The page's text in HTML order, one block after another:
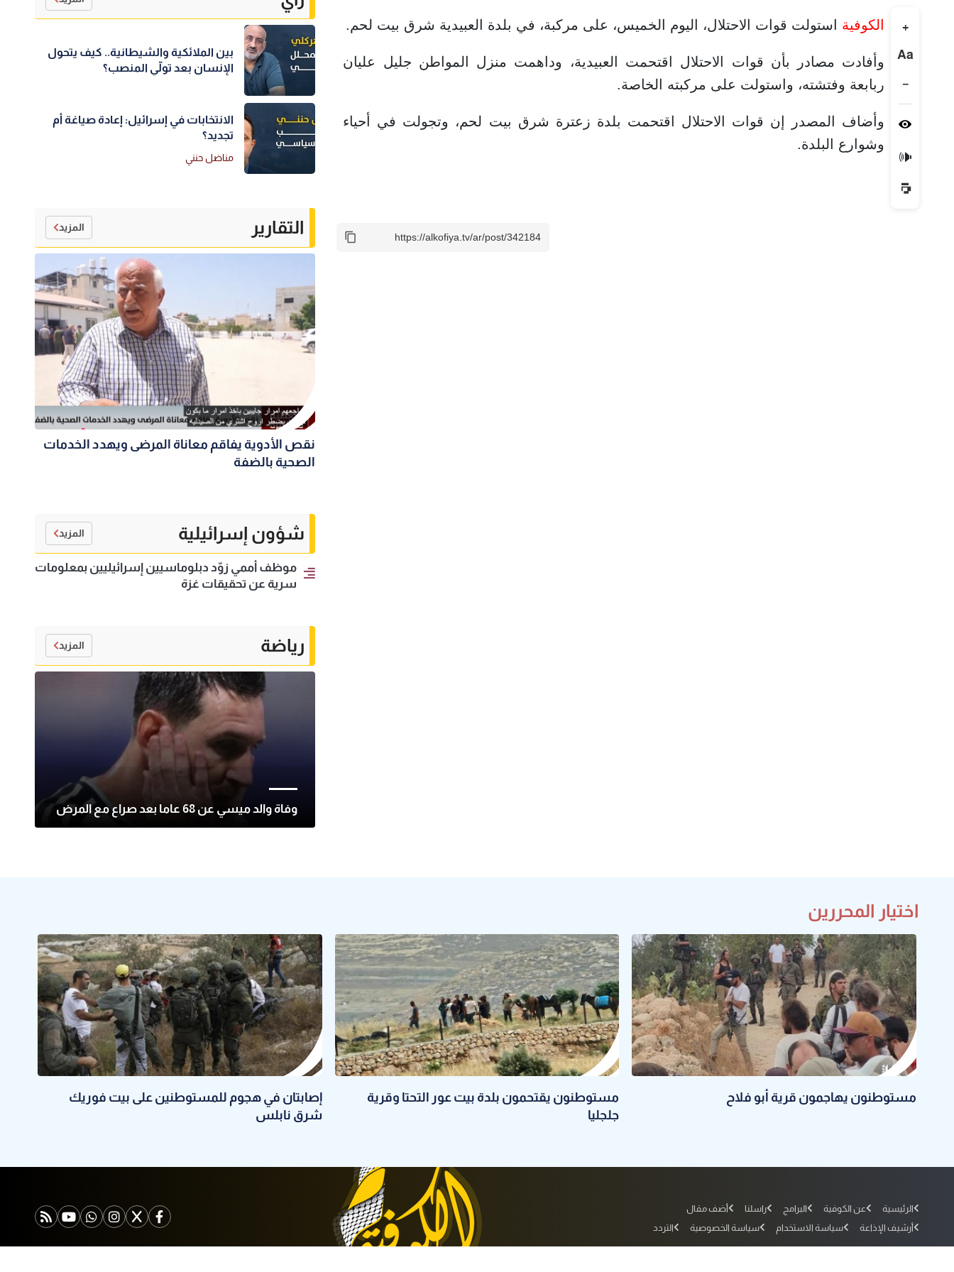
+
Aa
−
🔊
الكوفية استولت قوات الاحتلال، اليوم الخميس، على مركبة، في بلدة العبيدية شرق بيت لحم.
وأفادت مصادر بأن قوات الاحتلال اقتحمت العبيدية، وداهمت منزل المواطن جليل عليان
ربابعة وفتشته، واستولت على مركبته الخاصة.
وأضاف المصدر إن قوات الاحتلال اقتحمت بلدة زعترة شرق بيت لحم، وتجولت في أحياء
وشوارع البلدة.
بين الملائكية والشيطانية.. كيف يتحول
الإنسان بعد تولّي المنصب؟
الانتخابات في إسرائيل: إعادة صياغة أم
تجديد؟
مناضل حنني
التقارير المزيد
نقص الأدوية يفاقم معاناة المرضى ويهدد الخدمات
الصحية بالضفة
شؤون إسرائيلية المزيد
موظف أممي زوّد دبلوماسيين إسرائيليين بمعلومات
سرية عن تحقيقات غزة
رياضة المزيد
وفاة والد ميسي عن 68 عاما بعد صراع مع المرض
اختيار المحررين
مستوطنون يهاجمون قرية أبو فلاح
مستوطنون يقتحمون بلدة بيت عور التحتا وقرية
جلجليا
إصابتان في هجوم للمستوطنين على بيت فوريك
شرق نابلس
الرئيسية عن الكوفية البرامج راسلنا
أضف مقال
أرشيف الإذاعة
سياسة الاستخدام سياسة الخصوصية التردد